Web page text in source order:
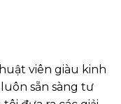
viên giàu kinh
sẵn sàng tư